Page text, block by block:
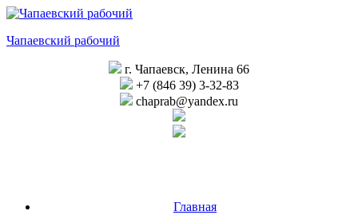
Перейти
содержимому
Чапаевский рабочий
г. Чапаевск, Ленина 66
+7 (846 39) 3-32-83
chaprab@yandex.ru
Главная